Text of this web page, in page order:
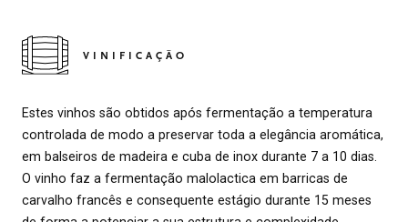
VINIFICAÇÃO
Estes vinhos são obtidos após fermentação a temperatura
controlada de modo a preservar toda a elegância aromática,
em balseiros de madeira e cuba de inox durante 7 a 10 dias.
O vinho faz a fermentação malolactica em barricas de
carvalho francês e consequente estágio durante 15 meses